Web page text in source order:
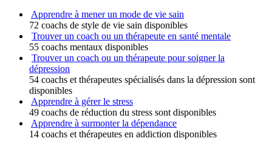
Apprendre à mener un mode de vie sain
72 coachs de style de vie sain disponibles
Trouver un coach ou un thérapeute en santé mentale
55 coachs mentaux disponibles
Trouver un coach ou un thérapeute pour soigner la
dépression
54 coachs et thérapeutes spécialisés dans la dépression sont
disponibles
Apprendre à gérer le stress
49 coachs de réduction du stress sont disponibles
Apprendre à surmonter la dépendance
14 coachs et thérapeutes en addiction disponibles